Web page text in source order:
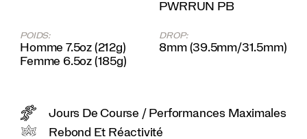
PWRRUN PB
POIDS:
Homme 7.5oz (212g)
Femme 6.5oz (185g)
DROP:
8mm (39.5mm/31.5mm)
Jours De Course / Performances Maximales
Rebond Et Réactivité